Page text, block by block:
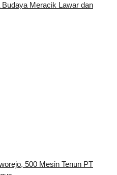
Meracik Lawar dan
500 Mesin Tenun PT